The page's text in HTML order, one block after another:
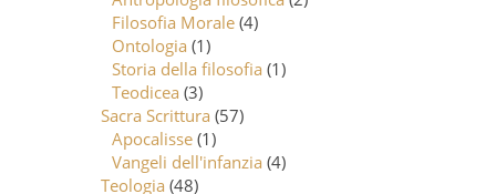
Filosofia Morale (4)
Ontologia (1)
Storia della filosofia (1)
Teodicea (3)
Sacra Scrittura (57)
Apocalisse (1)
Vangeli dell'infanzia (4)
Teologia (48)